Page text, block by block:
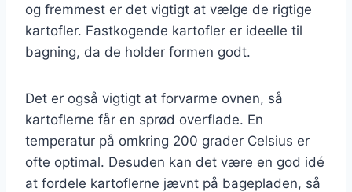
og fremmest er det vigtigt at vælge de rigtige
kartofler. Fastkogende kartofler er ideelle til
bagning, da de holder formen godt.
Det er også vigtigt at forvarme ovnen, så
kartoflerne får en sprød overflade. En
temperatur på omkring 200 grader Celsius er
ofte optimal. Desuden kan det være en god idé
at fordele kartoflerne jævnt på bagepladen, så